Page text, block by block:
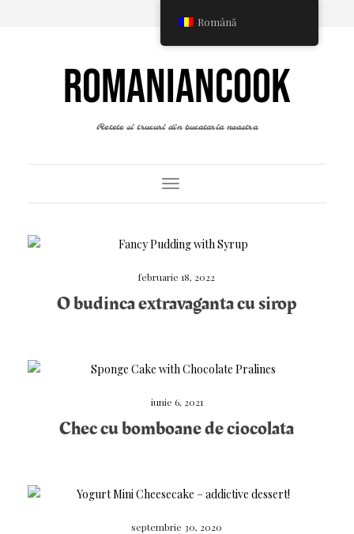
ROMANIANCOOK
Retete si trucuri din bucataria noastra
Toggle Navigation
februarie 18, 2022
O budinca extravaganta cu sirop
iunie 6, 2021
Chec cu bomboane de ciocolata
septembrie 30, 2020
Română